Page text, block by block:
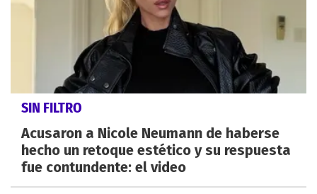
SIN FILTRO
Acusaron a Nicole Neumann de haberse
hecho un retoque estético y su respuesta
fue contundente: el video